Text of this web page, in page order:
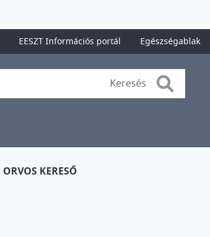
EESZT Információs portál Egészségablak
Search
ORVOS KERESŐ